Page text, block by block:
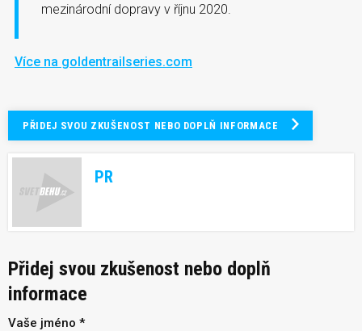
mezinárodní dopravy v říjnu 2020.
Více na goldentrailseries.com
PŘIDEJ SVOU ZKUŠENOST NEBO DOPLŇ INFORMACE
PR
Přidej svou zkušenost nebo doplň
informace
Vaše jméno *